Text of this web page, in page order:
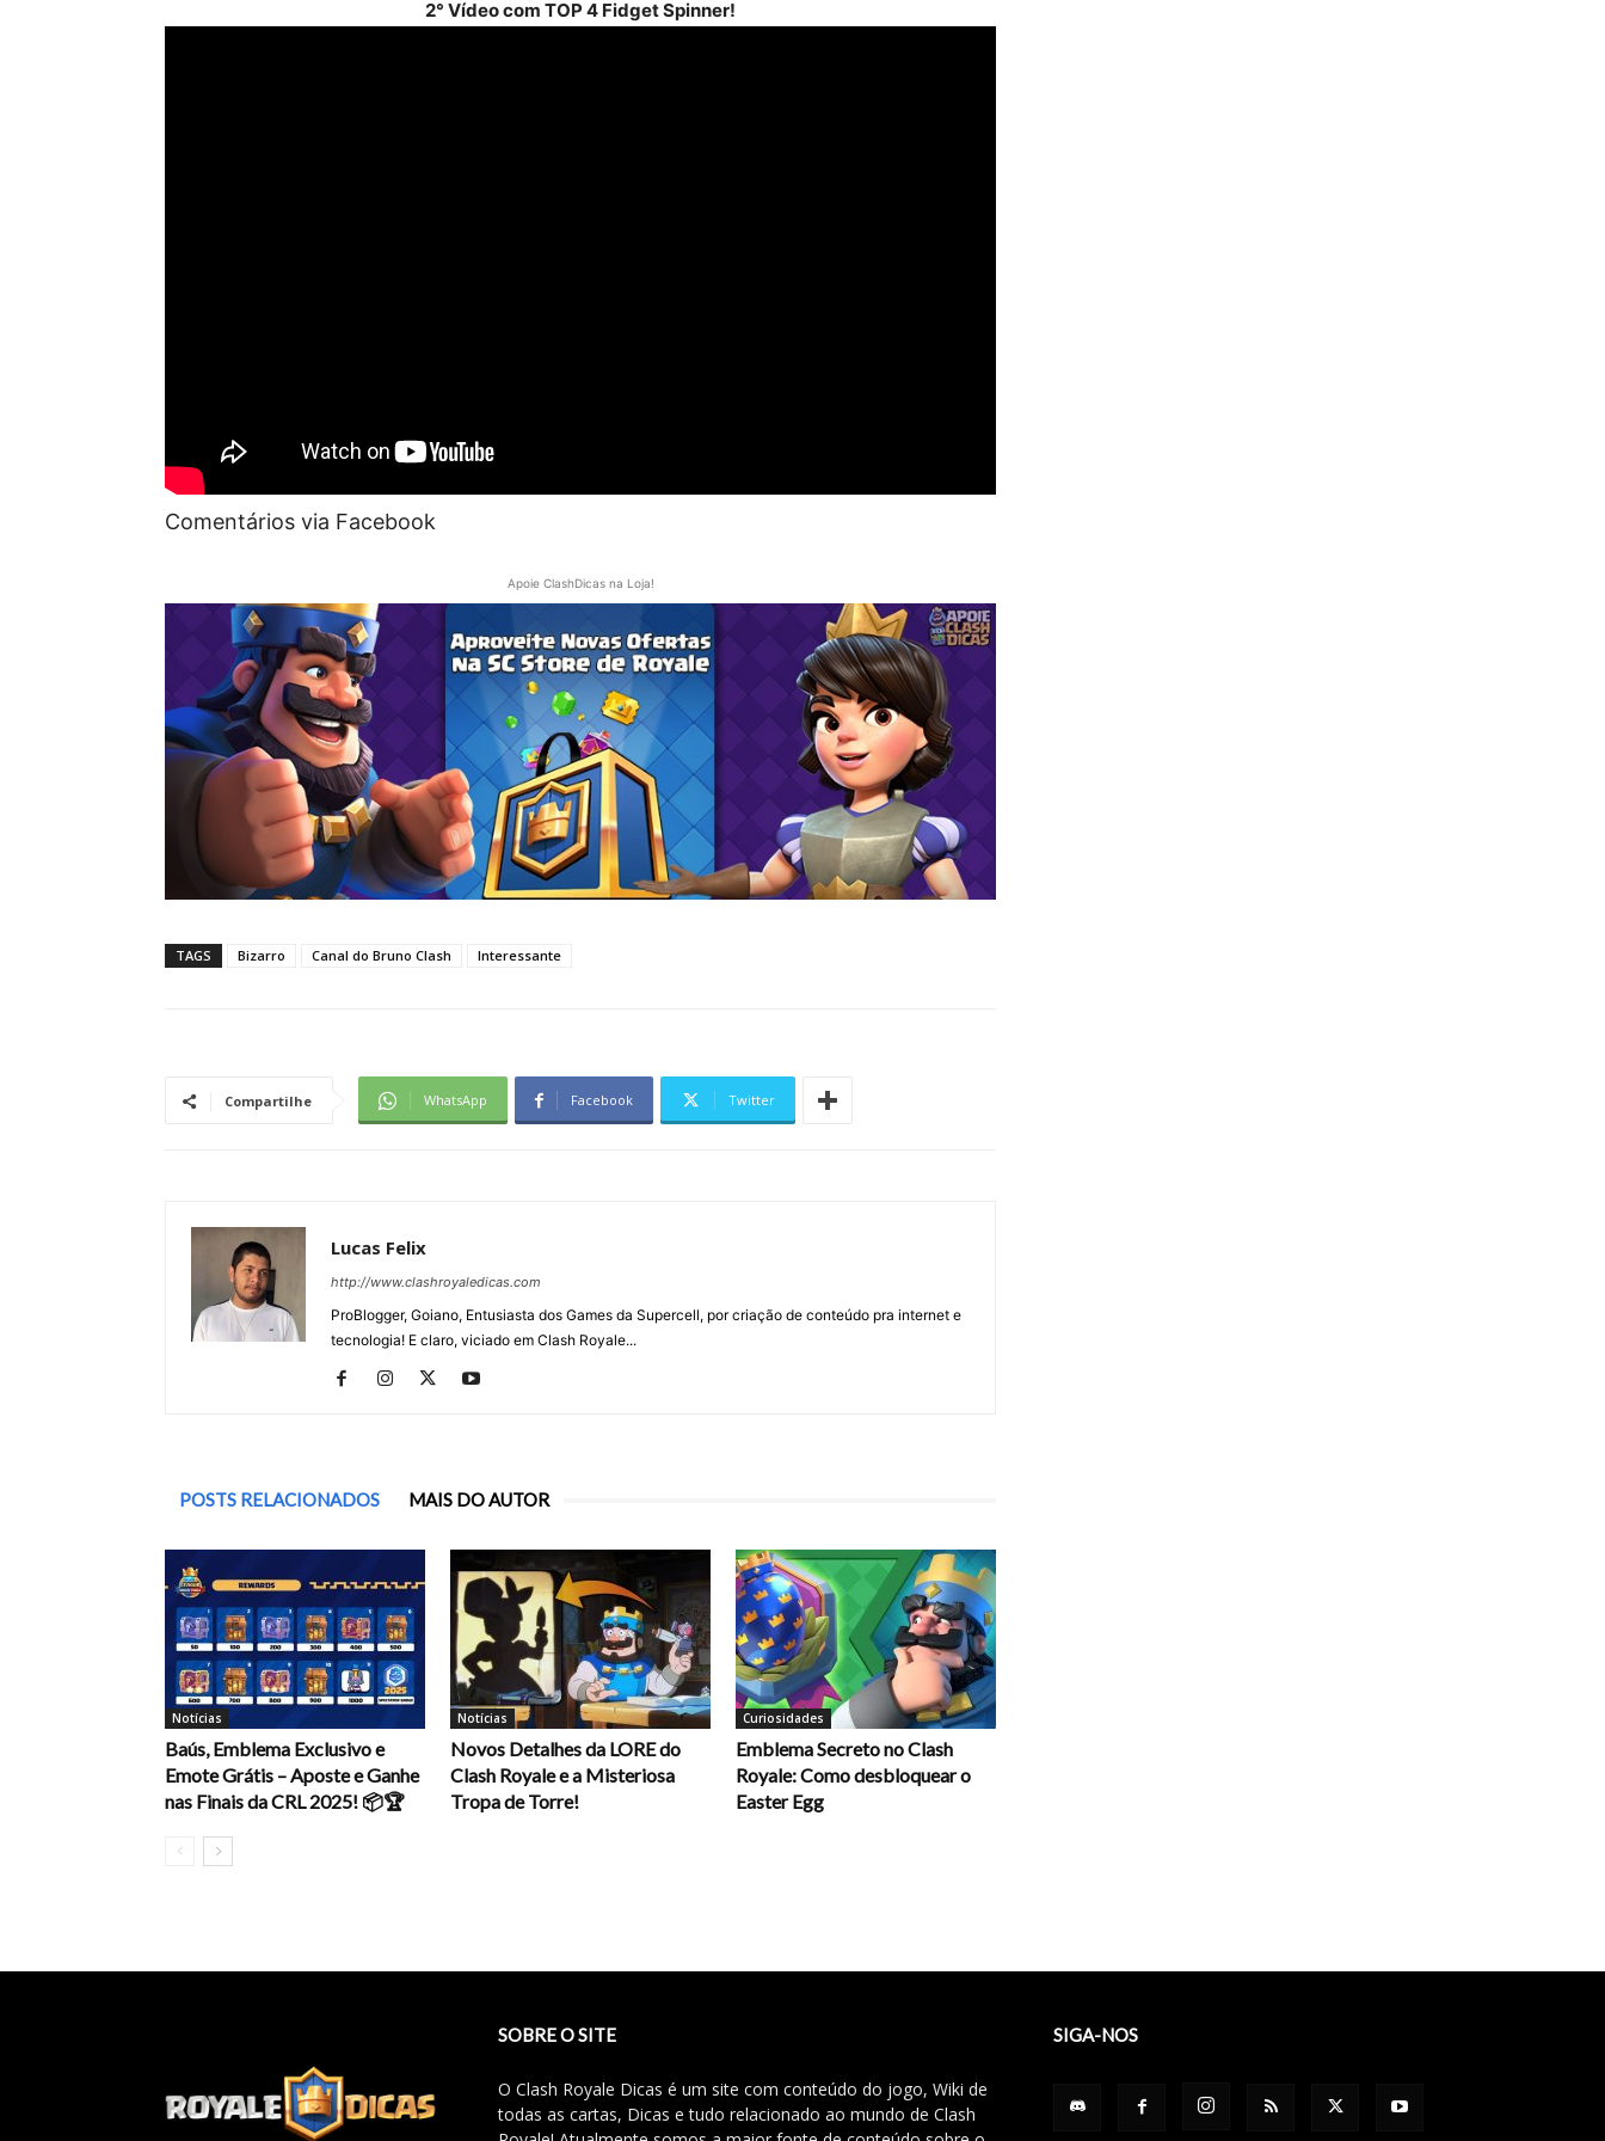
2° Vídeo com TOP 4 Fidget Spinner!
Comentários via Facebook
Apoie ClashDicas na Loja!
TAGS Bizarro Canal do Bruno Clash Interessante
Compartilhe WhatsApp Facebook Twitter
Lucas Felix
http://www.clashroyaledicas.com
ProBlogger, Goiano, Entusiasta dos Games da Supercell, por criação de conteúdo pra internet e
tecnologia! E claro, viciado em Clash Royale...
POSTS RELACIONADOS MAIS DO AUTOR
Notícias
Baús, Emblema Exclusivo e
Emote Grátis – Aposte e Ganhe
nas Finais da CRL 2025! 📦🏆
Notícias
Novos Detalhes da LORE do
Clash Royale e a Misteriosa
Tropa de Torre!
Curiosidades
Emblema Secreto no Clash
Royale: Como desbloquear o
Easter Egg
SOBRE O SITE
O Clash Royale Dicas é um site com conteúdo do jogo, Wiki de
todas as cartas, Dicas e tudo relacionado ao mundo de Clash
SIGA-NOS